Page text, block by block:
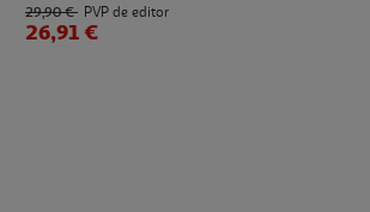
29,90 € PVP de editor
26,91 €